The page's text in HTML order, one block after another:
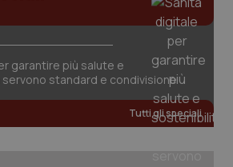
garantire più salute e
standard e condivisione
Tutti gli speciali
Google LLC
.quotidianosanita.it